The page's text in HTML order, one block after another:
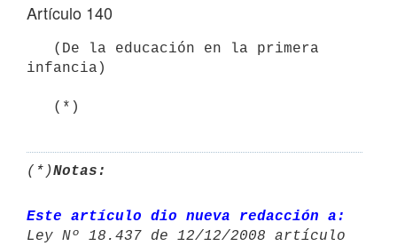
Artículo 140
infancia)
   (*)
(*)Notas:
Este artículo dio nueva redacción a: